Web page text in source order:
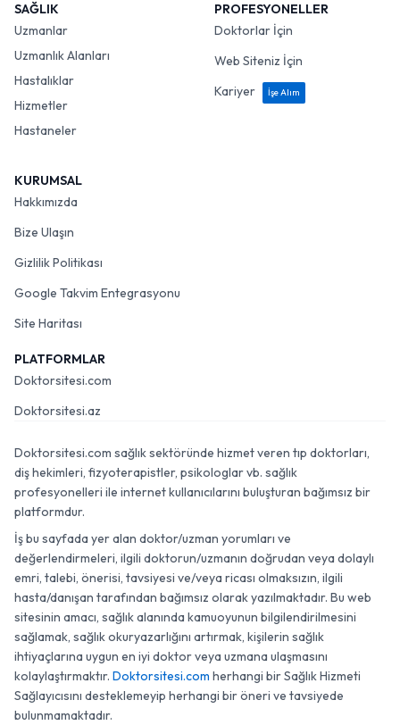
SAĞLIK
Uzmanlar
Uzmanlık Alanları
Hastalıklar
Hizmetler
Hastaneler
PROFESYONELLER
Doktorlar İçin
Web Siteniz İçin
Kariyer
İşe Alım
KURUMSAL
Hakkımızda
Bize Ulaşın
Gizlilik Politikası
Google Takvim Entegrasyonu
Site Haritası
PLATFORMLAR
Doktorsitesi.com
Doktorsitesi.az
Doktorsitesi.com sağlık sektöründe hizmet veren tıp doktorları,
diş hekimleri, fizyoterapistler, psikologlar vb. sağlık
profesyonelleri ile internet kullanıcılarını buluşturan bağımsız bir
platformdur.
İş bu sayfada yer alan doktor/uzman yorumları ve
değerlendirmeleri, ilgili doktorun/uzmanın doğrudan veya dolaylı
emri, talebi, önerisi, tavsiyesi ve/veya ricası olmaksızın, ilgili
hasta/danışan tarafından bağımsız olarak yazılmaktadır. Bu web
sitesinin amacı, sağlık alanında kamuoyunun bilgilendirilmesini
sağlamak, sağlık okuryazarlığını artırmak, kişilerin sağlık
ihtiyaçlarına uygun en iyi doktor veya uzmana ulaşmasını
kolaylaştırmaktır. Doktorsitesi.com herhangi bir Sağlık Hizmeti
Sağlayıcısını desteklemeyip herhangi bir öneri ve tavsiyede
bulunmamaktadır.